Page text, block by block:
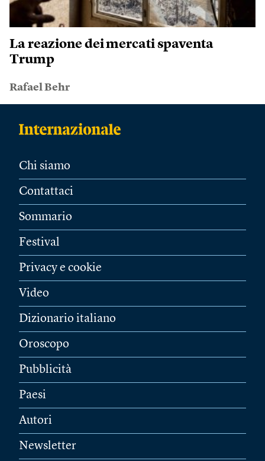
La reazione dei mercati spaventa
Trump
Rafael Behr
Chi siamo
Contattaci
Sommario
Festival
Privacy e cookie
Video
Dizionario italiano
Oroscopo
Pubblicità
Paesi
Autori
Newsletter